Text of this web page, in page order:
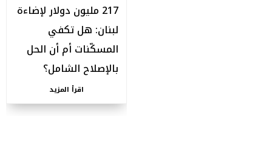
217 مليون دولار لإضاءة
لبنان: هل تكفي
المسكّنات أم أن الحل
بالإصلاح الشامل؟
اقرأ المزيد